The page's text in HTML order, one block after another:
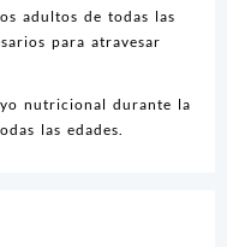
adultos de todas las
para atravesar
nutricional durante la
las edades.